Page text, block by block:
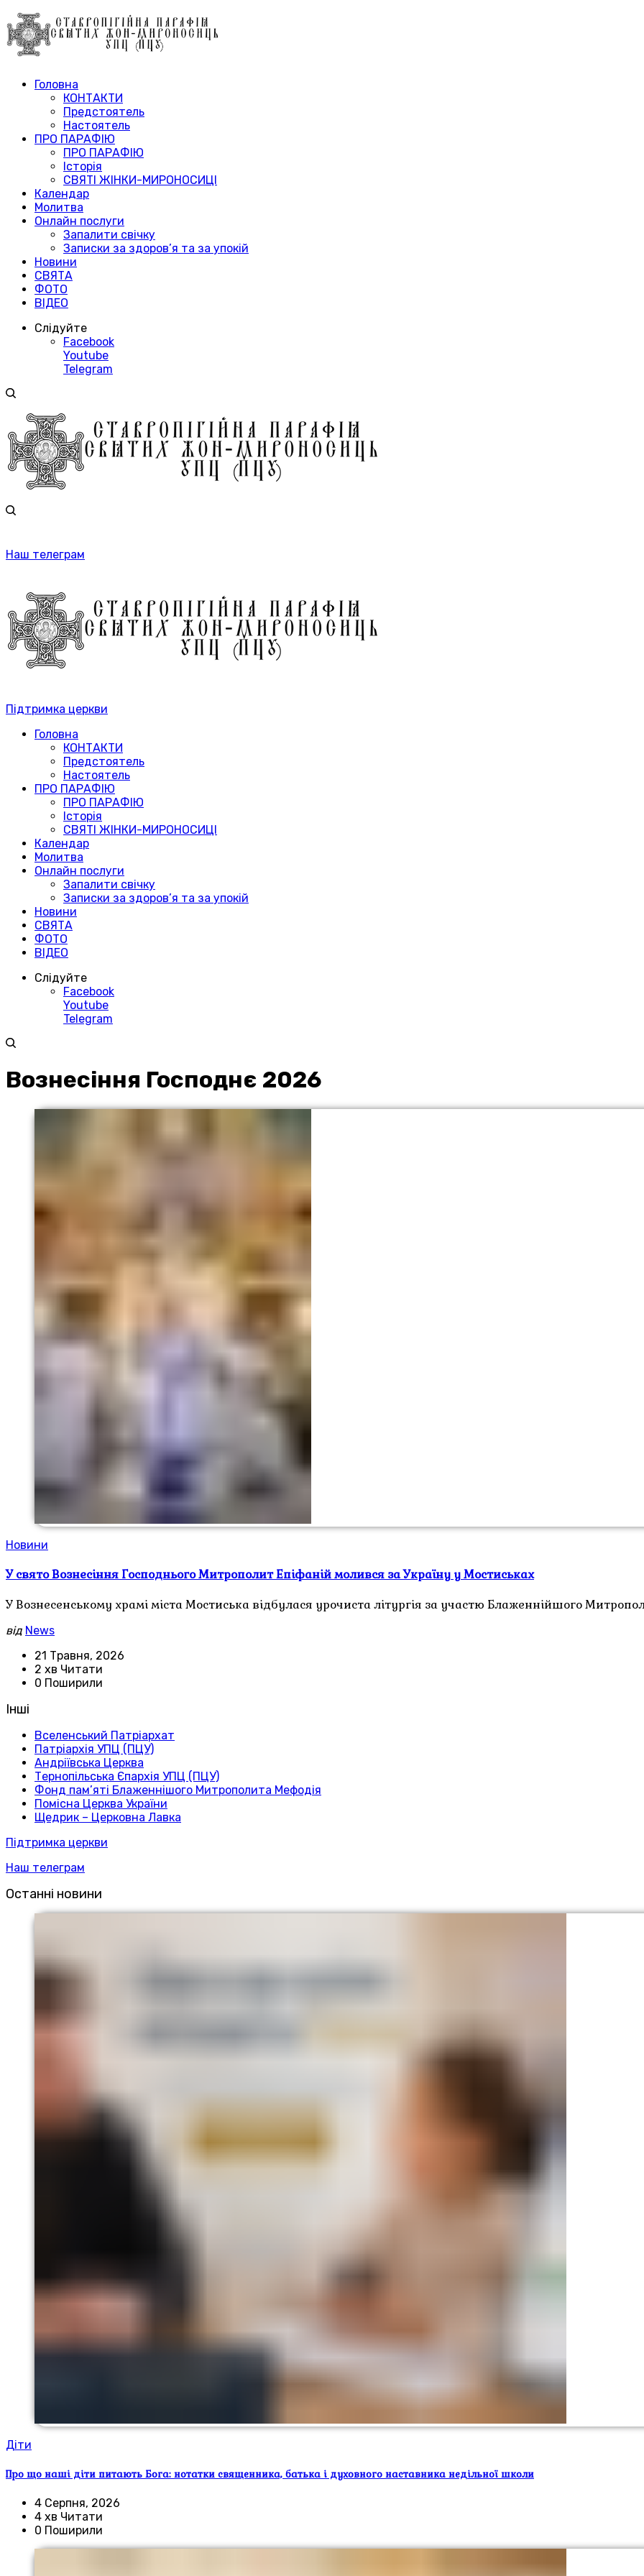
Головна
КОНТАКТИ
Предстоятель
Настоятель
ПРО ПАРАФІЮ
ПРО ПАРАФІЮ
Історія
СВЯТІ ЖІНКИ-МИРОНОСИЦІ
Календар
Молитва
Онлайн послуги
Запалити свічку
Записки за здоров’я та за упокій
Новини
СВЯТА
ФОТО
ВІДЕО
Слідуйте
Facebook
Youtube
Telegram
Наш телеграм
Підтримка церкви
Головна
КОНТАКТИ
Предстоятель
Настоятель
ПРО ПАРАФІЮ
ПРО ПАРАФІЮ
Історія
СВЯТІ ЖІНКИ-МИРОНОСИЦІ
Календар
Молитва
Онлайн послуги
Запалити свічку
Записки за здоров’я та за упокій
Новини
СВЯТА
ФОТО
ВІДЕО
Слідуйте
Facebook
Youtube
Telegram
Вознесіння Господнє 2026
Новини
У свято Вознесіння Господнього Митрополит Епіфаній молився за Україну у Мостиськах
У Вознесенському храмі міста Мостиська відбулася урочиста літургія за участю Блаженнійшого
від News
21 Травня, 2026
2 хв Читати
0 Поширили
Інші
Вселенський Патріархат
Патріархія УПЦ (ПЦУ)
Андріївська Церква
Тернопільська Єпархія УПЦ (ПЦУ)
Фонд пам’яті Блаженнішого Митрополита Мефодія
Помісна Церква України
Щедрик – Церковна Лавка
Підтримка церкви
Наш телеграм
Останні новини
Діти
Про що наші діти питають Бога: нотатки священника, батька і духовного наставника недільної школи
4 Серпня, 2026
4 хв Читати
0 Поширили